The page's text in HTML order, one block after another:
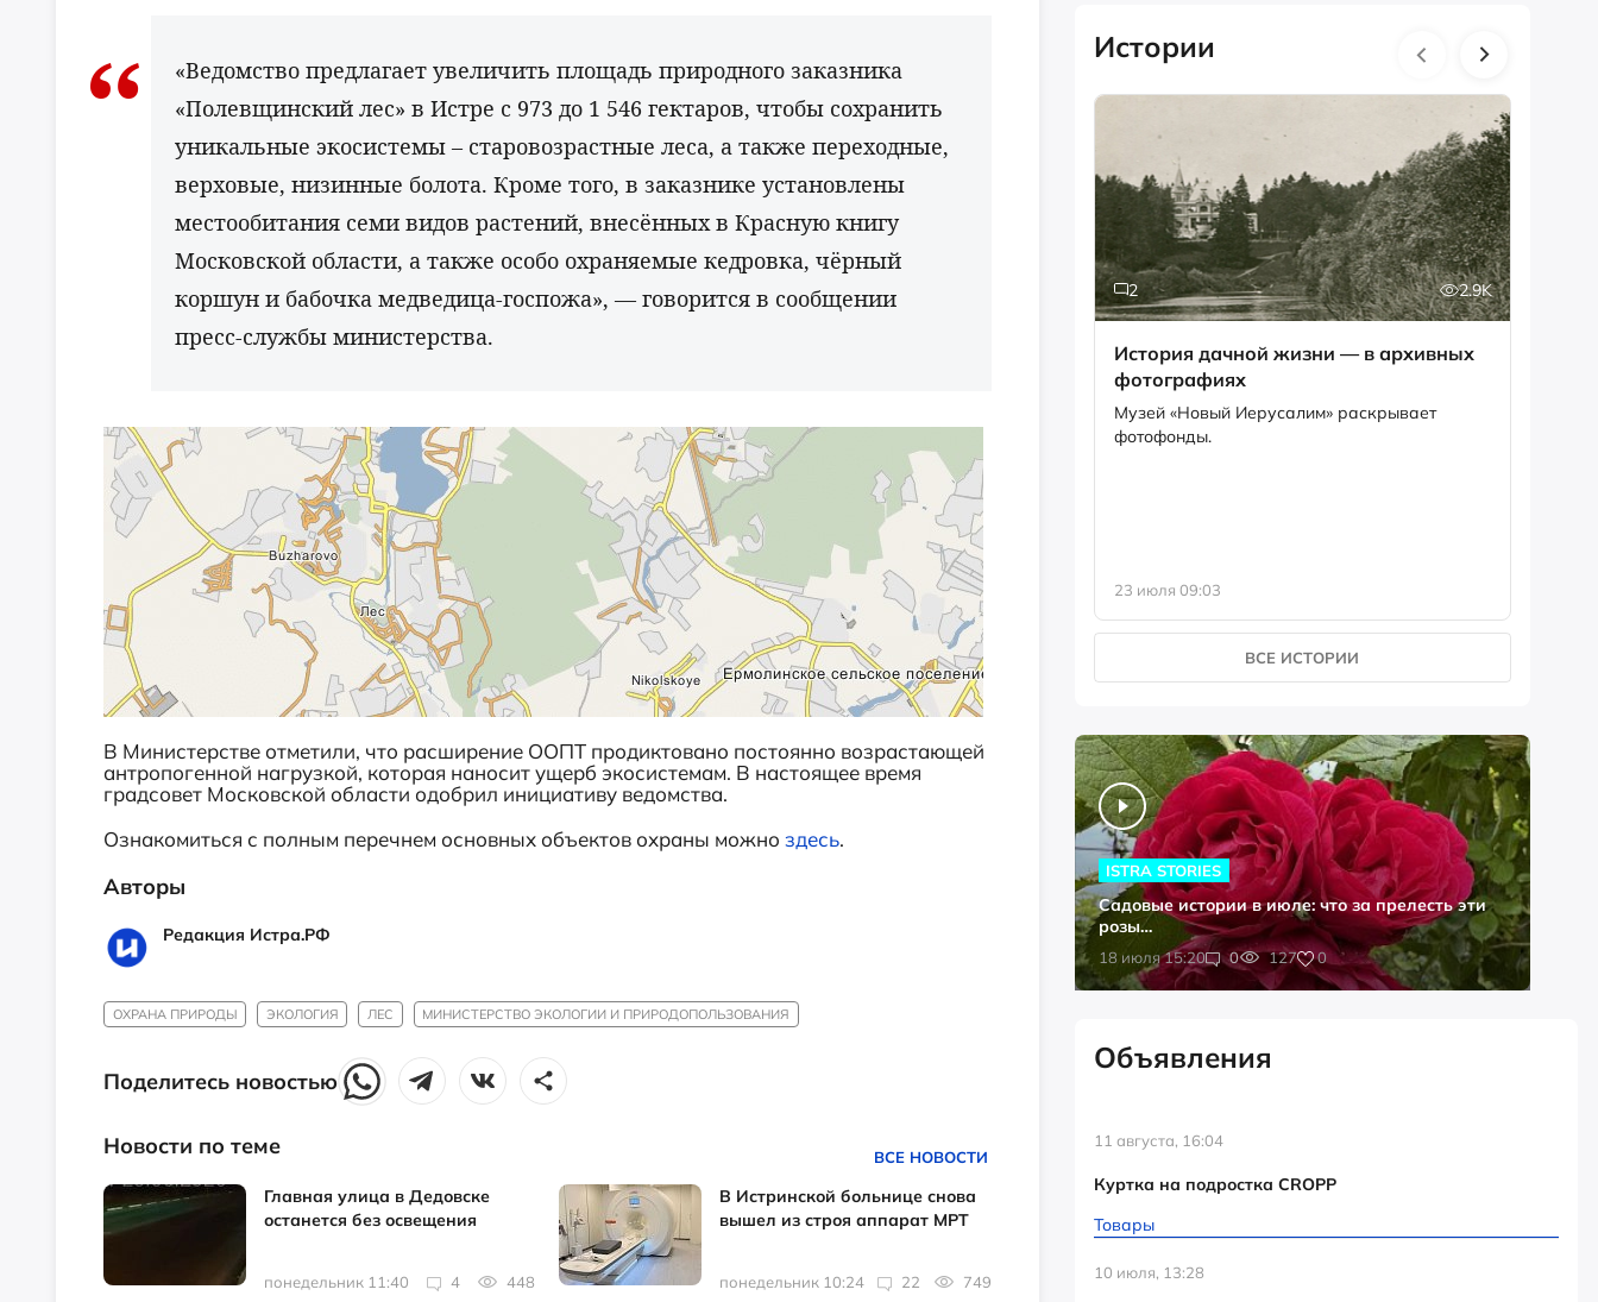
«Ведомство предлагает увеличить площадь природного заказника
«Полевщинский лес» в Истре с 973 до 1 546 гектаров, чтобы сохранить
уникальные экосистемы – старовозрастные леса, а также переходные,
верховые, низинные болота. Кроме того, в заказнике установлены
местообитания семи видов растений, внесённых в Красную книгу
Московской области, а также особо охраняемые кедровка, чёрный
коршун и бабочка медведица-госпожа», — говорится в сообщении
пресс-службы министерства.
В Министерстве отметили, что расширение ООПТ продиктовано постоянно возрастающей
антропогенной нагрузкой, которая наносит ущерб экосистемам. В настоящее время
градсовет Московской области одобрил инициативу ведомства.
Ознакомиться с полным перечнем основных объектов охраны можно здесь.
Авторы
Редакция Истра.РФ
ОХРАНА ПРИРОДЫ ЭКОЛОГИЯ ЛЕС МИНИСТЕРСТВО ЭКОЛОГИИ И ПРИРОДОПОЛЬЗОВАНИЯ
Поделитесь новостью
Новости по теме ВСЕ НОВОСТИ
Главная улица в Дедовске
останется без освещения
понедельник 11:40 4 448
В Истринской больнице снова
вышел из строя аппарат МРТ
понедельник 10:24 22 749
Истории
2 2.9K
История дачной жизни — в архивных
фотографиях
Музей «Новый Иерусалим» раскрывает
фотофонды.
23 июля 09:03
ВСЕ ИСТОРИИ
18 июля 15:20 0 127 0
ISTRA STORIES
Садовые истории в июле: что за прелесть эти
розы…
Объявления
11 августа, 16:04
Куртка на подростка CROPP
Товары
10 июля, 13:28